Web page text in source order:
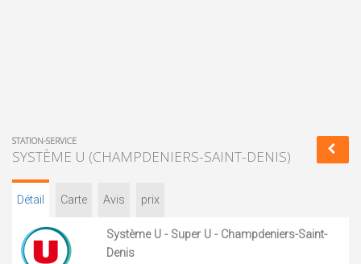
STATION-SERVICE
SYSTÈME U (CHAMPDENIERS-SAINT-DENIS)
Détail Carte Avis prix
Système U - Super U - Champdeniers-Saint-
Denis